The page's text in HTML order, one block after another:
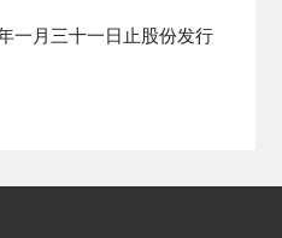
一月三十一日止股份发行